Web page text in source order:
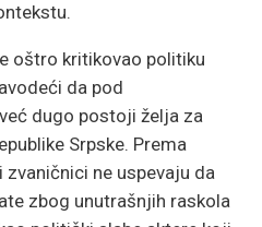
oštro kritikovao politiku
da pod
dugo postoji želja za
Srpske. Prema
ne uspevaju da
zbog unutrašnjih raskola